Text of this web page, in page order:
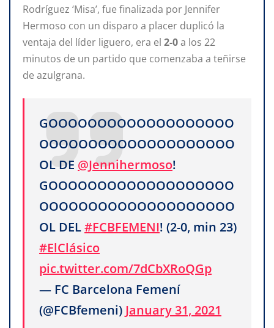
Rodríguez ‘Misa’, fue finalizada por Jennifer
Hermoso con un disparo a placer duplicó la
ventaja del líder liguero, era el 2-0a los 22
minutos de un partido que comenzaba a teñirse
de azulgrana.
GOOOOOOOOOOOOOOOOOOO
OOOOOOOOOOOOOOOOOOOO
OL DE @Jennihermoso!
GOOOOOOOOOOOOOOOOOOO
OOOOOOOOOOOOOOOOOOOO
OL DEL#FCBFEMENI! (2-0, min 23)
#ElClásico
pic.twitter.com/7dCbXRoQGp
— FC Barcelona Femení
(@FCBfemeni) January 31, 2021